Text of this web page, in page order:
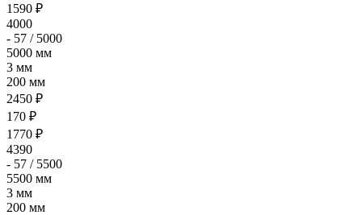
1590 ₽
4000
- 57 / 5000
5000 мм
3 мм
200 мм
2450 ₽
170 ₽
1770 ₽
4390
- 57 / 5500
5500 мм
3 мм
200 мм